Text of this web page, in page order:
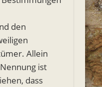
den
Allein
ist
dass